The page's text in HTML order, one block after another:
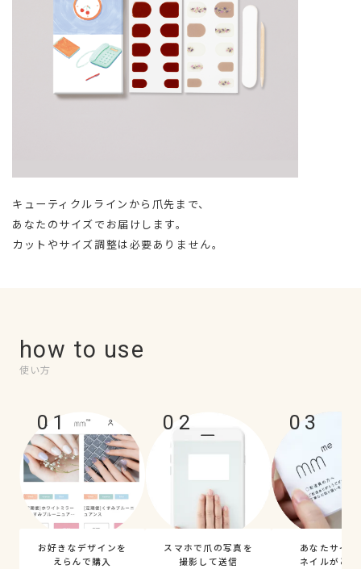
キューティクルラインから爪先まで、
あなたのサイズでお届けします。
カットやサイズ調整は必要ありません。
how to use
使い方
01
お好きなデザインを
えらんで購入
02
スマホで爪の写真を
撮影して送信
03
あなたサイ
ネイルがと